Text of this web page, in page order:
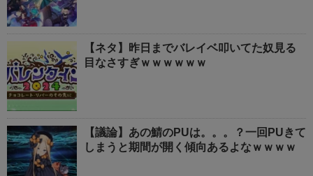
【ネタ】昨日までバレイベ叩いてた奴見る
目なさすぎｗｗｗｗｗｗ
【議論】あの鯖のPUは。。。？一回PUきて
しまうと期間が開く傾向あるよなｗｗｗｗ